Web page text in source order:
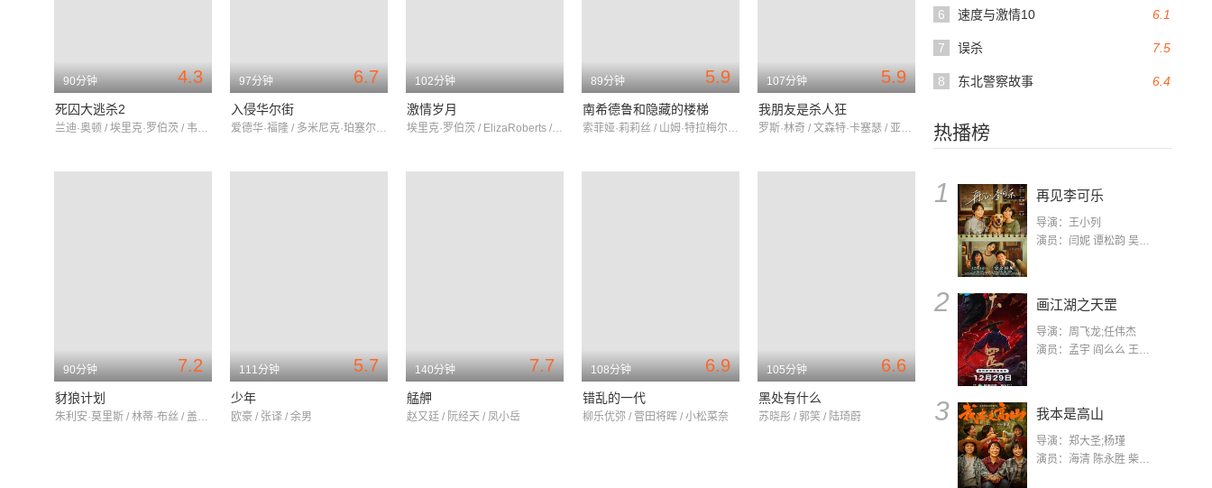
6.1
6 速度与激情10
7.5
7 误杀
6.4
8 东北警察故事
热播榜
1 再见李可乐
导演：王小列
演员：闫妮 谭松韵 吴京 蒋龙 赵小棠 冯雷 李虎城 平安 小七 小可乐
2 画江湖之天罡
导演：周飞龙;任伟杰
演员：孟宇 阎么么 王凯 郭政建 阎萌萌 杨默 高枫 齐斯伽 刘芊含 马程
3 我本是高山
导演：郑大圣;杨瑾
演员：海清 陈永胜 柴烨 王玥婷 万国鹏 美朵达瓦 赵瑞婷 罗解艳 郭莉娜 潘家艳
4.3
90分钟
死囚大逃杀2
兰迪·奥顿 / 埃里克·罗伯茨 / 韦斯·斯塔迪
6.7
97分钟
入侵华尔街
爱德华·福隆 / 多米尼克·珀塞尔 / 埃里克·罗伯茨
102分钟
激情岁月
埃里克·罗伯茨 / ElizaRoberts / JennyHutton
5.9
89分钟
南希德鲁和隐藏的楼梯
索菲娅·莉莉丝 / 山姆·特拉梅尔 / 劳拉·威金斯
5.9
107分钟
我朋友是杀人狂
罗斯·林奇 / 文森特·卡塞瑟 / 亚历克斯·沃尔夫
7.2
90分钟
豺狼计划
朱利安·莫里斯 / 林蒂·布丝 / 盖瑞·科尔
5.7
111分钟
少年
欧豪 / 张译 / 余男
7.7
140分钟
艋舺
赵又廷 / 阮经天 / 凤小岳
6.9
108分钟
错乱的一代
柳乐优弥 / 菅田将晖 / 小松菜奈
6.6
105分钟
黑处有什么
苏晓彤 / 郭笑 / 陆琦蔚